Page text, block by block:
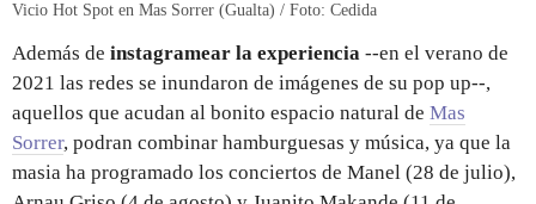
Vicio Hot Spot en Mas Sorrer (Gualta) / Foto: Cedida
Además de instagramear la experiencia --en el verano de
2021 las redes se inundaron de imágenes de su pop up--,
aquellos que acudan al bonito espacio natural de Mas
Sorrer, podran combinar hamburguesas y música, ya que la
masia ha programado los conciertos de Manel (28 de julio),